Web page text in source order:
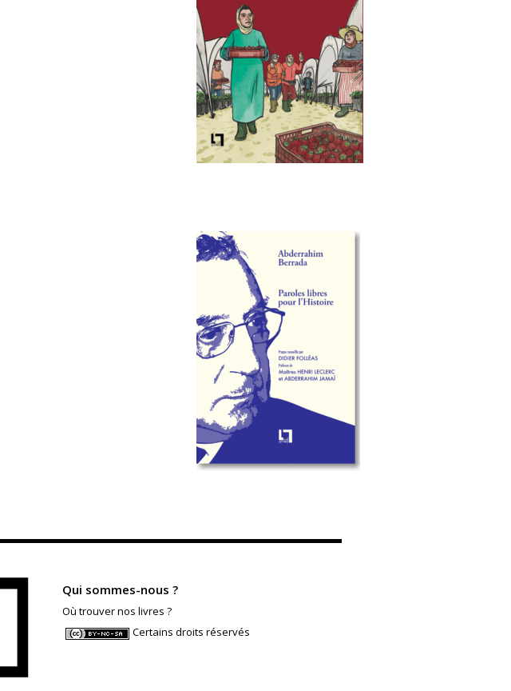
Qui sommes-nous ?
Où trouver nos livres ?
Certains droits réservés